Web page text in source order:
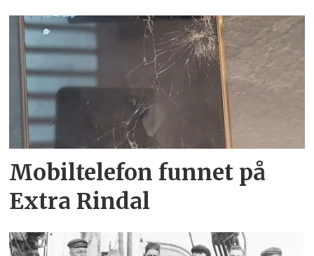
Mobiltelefon funnet på
Extra Rindal